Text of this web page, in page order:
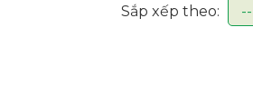
Sắp xếp theo: